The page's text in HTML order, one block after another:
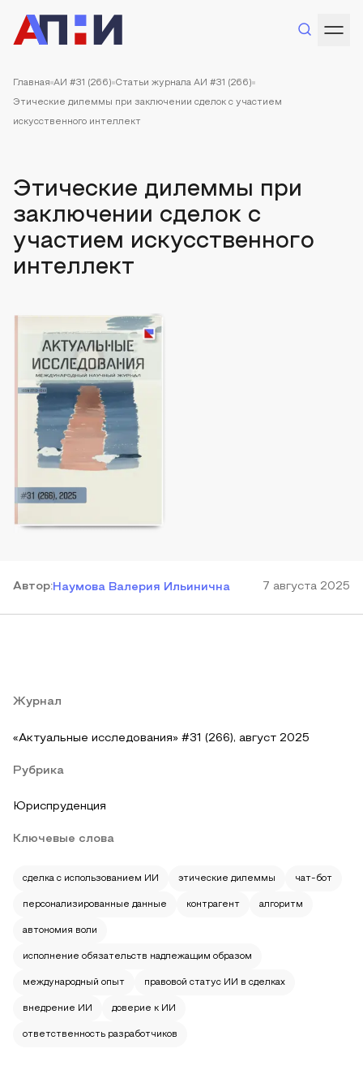
Главная АИ #31 (266) Статьи журнала АИ #31 (266)
Этические дилеммы при заключении сделок с участием
искусственного интеллект
Этические дилеммы при
заключении сделок с
участием искусственного
интеллект
Автор:Наумова Валерия Ильинична 7 августа 2025
Журнал
«Актуальные исследования» #31 (266), август 2025
Рубрика
Юриспруденция
Ключевые слова
сделка с использованием ИИ этические дилеммы чат-бот
персонализированные данные контрагент алгоритм
автономия воли
исполнение обязательств надлежащим образом
международный опыт правовой статус ИИ в сделках
внедрение ИИ доверие к ИИ
ответственность разработчиков